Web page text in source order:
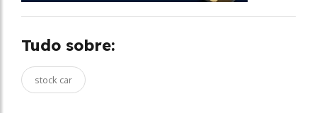
Tudo sobre:
stock car